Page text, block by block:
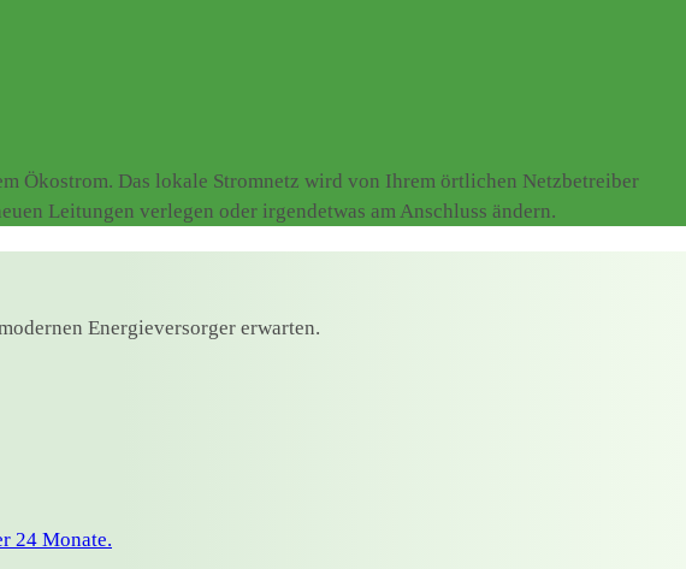
Ökostrom. Das lokale Stromnetz wird von Ihrem örtlichen Netzbetreiber
Leitungen verlegen oder irgendetwas am Anschluss ändern.
Energieversorger erwarten.
24 Monate.